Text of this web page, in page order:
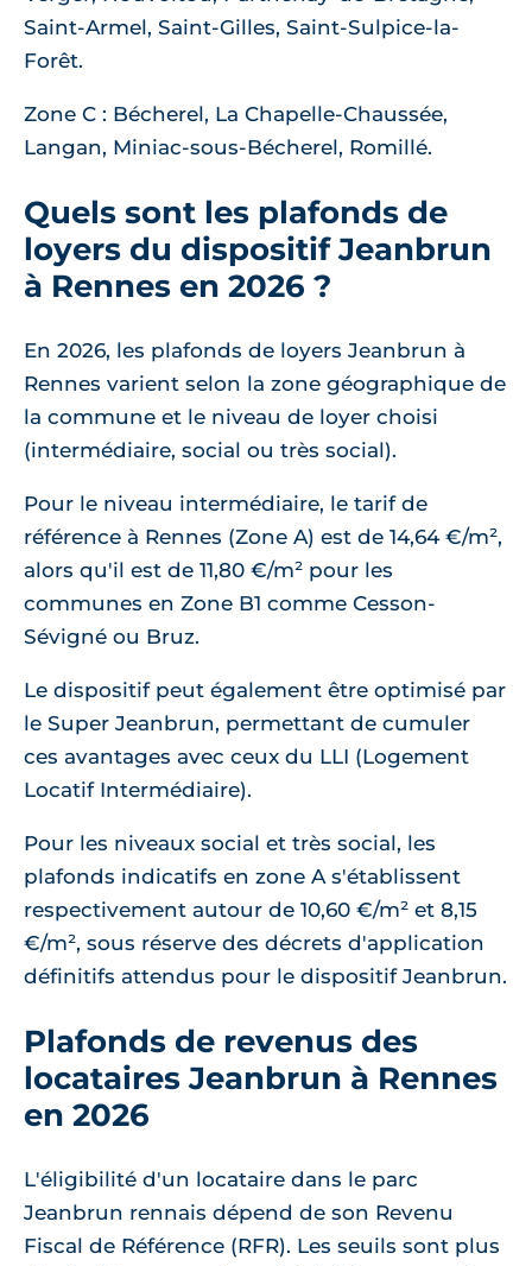
Saint-Armel, Saint-Gilles, Saint-Sulpice-la-
Forêt.
Zone C : Bécherel, La Chapelle-Chaussée,
Langan, Miniac-sous-Bécherel, Romillé.
Quels sont les plafonds de
loyers du dispositif Jeanbrun
à Rennes en 2026 ?
En 2026, les plafonds de loyers Jeanbrun à
Rennes varient selon la zone géographique de
la commune et le niveau de loyer choisi
(intermédiaire, social ou très social).
Pour le niveau intermédiaire, le tarif de
référence à Rennes (Zone A) est de 14,64 €/m²,
alors qu'il est de 11,80 €/m² pour les
communes en Zone B1 comme Cesson-
Sévigné ou Bruz.
Le dispositif peut également être optimisé par
le Super Jeanbrun, permettant de cumuler
ces avantages avec ceux du LLI (Logement
Locatif Intermédiaire).
Pour les niveaux social et très social, les
plafonds indicatifs en zone A s'établissent
respectivement autour de 10,60 €/m² et 8,15
€/m², sous réserve des décrets d'application
définitifs attendus pour le dispositif Jeanbrun.
Plafonds de revenus des
locataires Jeanbrun à Rennes
en 2026
L'éligibilité d'un locataire dans le parc
Jeanbrun rennais dépend de son Revenu
Fiscal de Référence (RFR). Les seuils sont plus